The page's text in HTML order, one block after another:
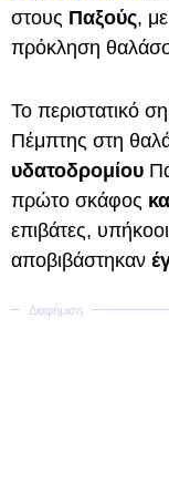
στους Παξούς,
πρόκληση
Το περιστατικό
Πέμπτης στη
υδατοδρομίου
πρώτο σκάφος
επιβάτες,
αποβιβάστηκαν